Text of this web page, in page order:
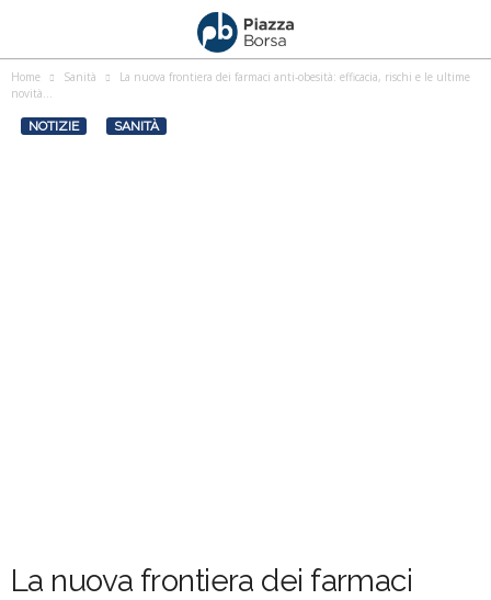
Home Sanità
La nuova frontiera dei farmaci anti‑obesità: efficacia, rischi e le ultime
novità...
NOTIZIE SANITÀ
La nuova frontiera dei farmaci